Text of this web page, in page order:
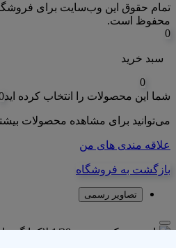
محفوظ است.
0
سبد خرید
0
شما این محصولات را انتخاب کرده اید
می‌توانید برای مشاهده محصولات
علاقه مندی های من
بازگشت به فروشگاه
تصاویر رسمی